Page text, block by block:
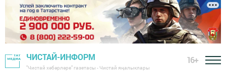
ЧИСТАЙ-ИНФОРМ
"Чистай хәбәрләре" газетасы - Чистай яңалыклары
16+